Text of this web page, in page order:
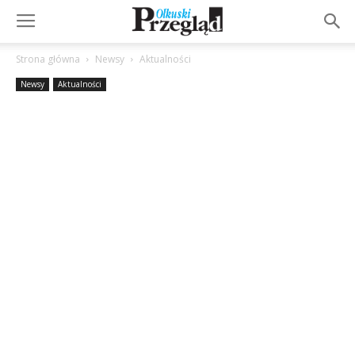
Strona główna Newsy Aktualności
Newsy Aktualności